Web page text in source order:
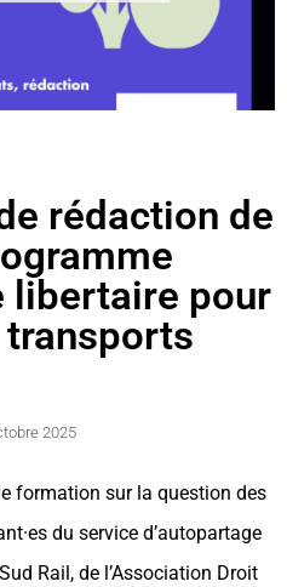
rédaction de
libertaire pour
2025
formation sur la question des
du service d’autopartage
Rail, de l’Association Droit